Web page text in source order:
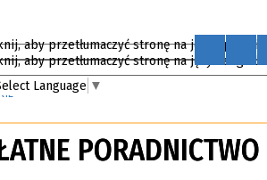
Language ▼
PORADNICTWO